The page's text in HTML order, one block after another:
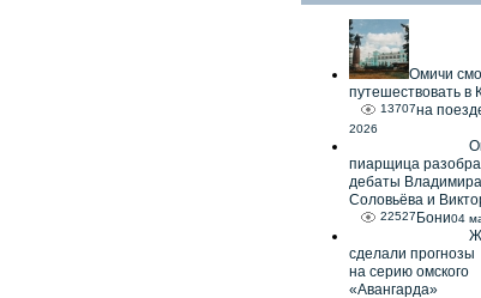
Омичи
путешествовать в
на
13707
2026
пиарщица
дебаты Владимира
Соловьёва и
Бони
22527 04
сделали прогнозы
на серию омского
«Авангарда»